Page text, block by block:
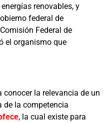
renovables, y
federal de
Federal de
el organismo que
conocer la relevancia de un
de la competencia
, la cual existe para